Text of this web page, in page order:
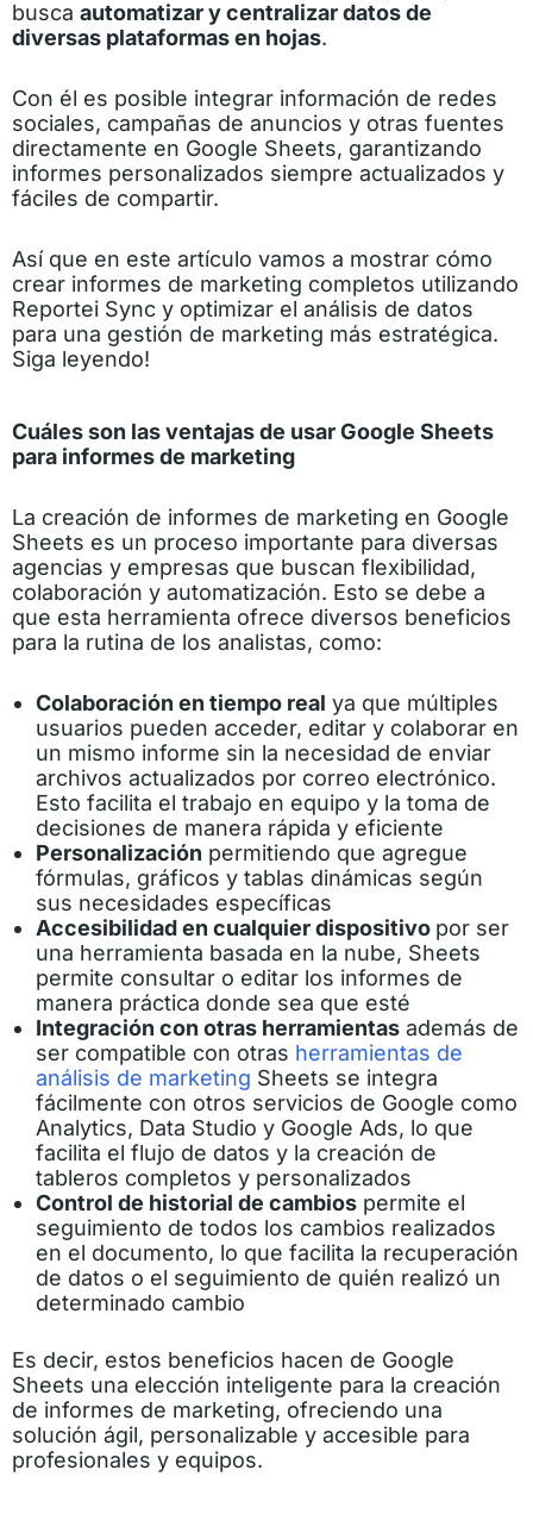
busca automatizar y centralizar datos de
diversas plataformas en hojas.
Con él es posible integrar información de redes
sociales, campañas de anuncios y otras fuentes
directamente en Google Sheets, garantizando
informes personalizados siempre actualizados y
fáciles de compartir.
Así que en este artículo vamos a mostrar cómo
crear informes de marketing completos utilizando
Reportei Sync y optimizar el análisis de datos
para una gestión de marketing más estratégica.
Siga leyendo!
Cuáles son las ventajas de usar Google Sheets
para informes de marketing
La creación de informes de marketing en Google
Sheets es un proceso importante para diversas
agencias y empresas que buscan flexibilidad,
colaboración y automatización. Esto se debe a
que esta herramienta ofrece diversos beneficios
para la rutina de los analistas, como:
Colaboración en tiempo real ya que múltiples
usuarios pueden acceder, editar y colaborar en
un mismo informe sin la necesidad de enviar
archivos actualizados por correo electrónico.
Esto facilita el trabajo en equipo y la toma de
decisiones de manera rápida y eficiente
Personalización permitiendo que agregue
fórmulas, gráficos y tablas dinámicas según
sus necesidades específicas
Accesibilidad en cualquier dispositivo por ser
una herramienta basada en la nube, Sheets
permite consultar o editar los informes de
manera práctica donde sea que esté
Integración con otras herramientas además de
ser compatible con otras herramientas de
análisis de marketing Sheets se integra
fácilmente con otros servicios de Google como
Analytics, Data Studio y Google Ads, lo que
facilita el flujo de datos y la creación de
tableros completos y personalizados
Control de historial de cambios permite el
seguimiento de todos los cambios realizados
en el documento, lo que facilita la recuperación
de datos o el seguimiento de quién realizó un
determinado cambio
Es decir, estos beneficios hacen de Google
Sheets una elección inteligente para la creación
de informes de marketing, ofreciendo una
solución ágil, personalizable y accesible para
profesionales y equipos.